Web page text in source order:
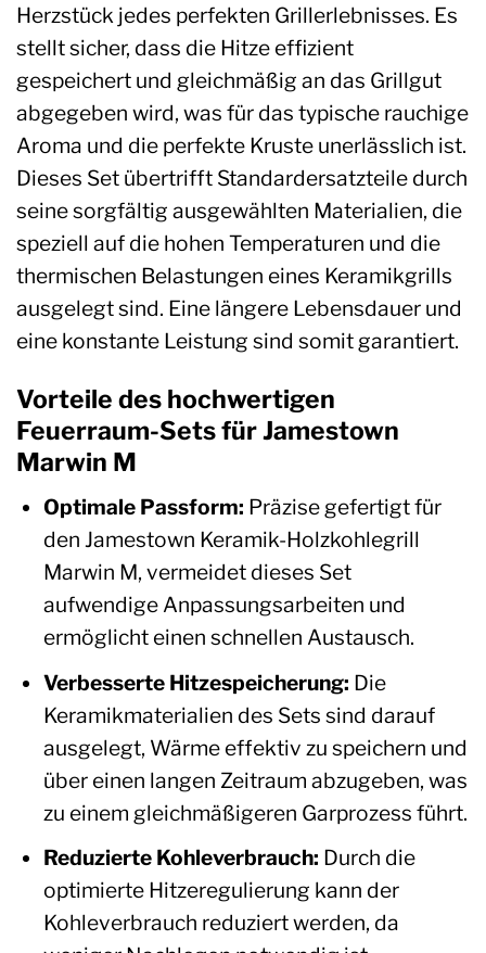
Herzstück jedes perfekten Grillerlebnisses. Es
stellt sicher, dass die Hitze effizient
gespeichert und gleichmäßig an das Grillgut
abgegeben wird, was für das typische rauchige
Aroma und die perfekte Kruste unerlässlich ist.
Dieses Set übertrifft Standardersatzteile durch
seine sorgfältig ausgewählten Materialien, die
speziell auf die hohen Temperaturen und die
thermischen Belastungen eines Keramikgrills
ausgelegt sind. Eine längere Lebensdauer und
eine konstante Leistung sind somit garantiert.
Vorteile des hochwertigen
Feuerraum-Sets für Jamestown
Marwin M
Optimale Passform: Präzise gefertigt für
den Jamestown Keramik-Holzkohlegrill
Marwin M, vermeidet dieses Set
aufwendige Anpassungsarbeiten und
ermöglicht einen schnellen Austausch.
Verbesserte Hitzespeicherung: Die
Keramikmaterialien des Sets sind darauf
ausgelegt, Wärme effektiv zu speichern und
über einen langen Zeitraum abzugeben, was
zu einem gleichmäßigeren Garprozess führt.
Reduzierte Kohleverbrauch: Durch die
optimierte Hitzeregulierung kann der
Kohleverbrauch reduziert werden, da